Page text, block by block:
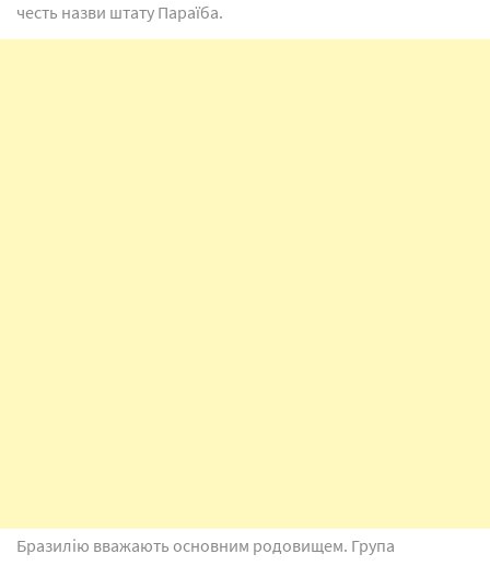
честь назви штату Параїба.
Бразилію вважають основним родовищем. Група